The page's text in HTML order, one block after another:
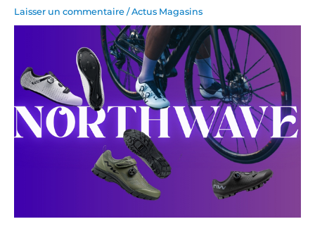
Laisser un commentaire /Actus Magasins